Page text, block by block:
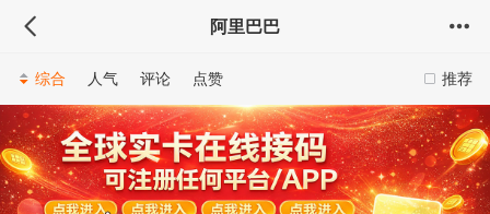
阿里巴巴
推荐
综合 人气 评论 点赞